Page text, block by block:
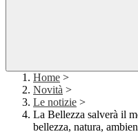
Home >
Novità >
Le notizie >
La Bellezza salverà il
bellezza, natura,